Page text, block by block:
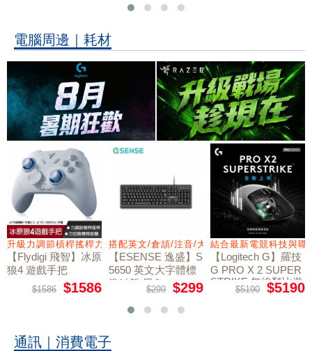
電腦周邊｜耗材
墊
升級力調節槓桿搖桿力切換扳機
【Flydigi 飛智】冰原
狼4 遊戲手把
$1586 $1586
搭配英文/倉頡/注音/大易
【ESENSE 逸盛】S
5650 英文大字體標
準鍵盤 黑色
$299 $299
結合最新電競科技與
【Logitech G】羅技
G PRO X 2 SUPER
STRIKE 無線類比遊
戲滑鼠$5190 $5190
通訊｜消費電子